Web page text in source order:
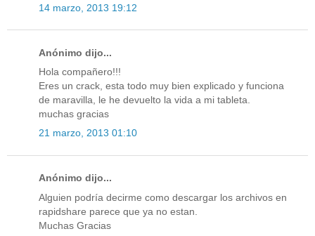
14 marzo, 2013 19:12
Anónimo dijo...
Hola compañero!!!
Eres un crack, esta todo muy bien explicado y funciona
de maravilla, le he devuelto la vida a mi tableta.
muchas gracias
21 marzo, 2013 01:10
Anónimo dijo...
Alguien podría decirme como descargar los archivos en
rapidshare parece que ya no estan.
Muchas Gracias